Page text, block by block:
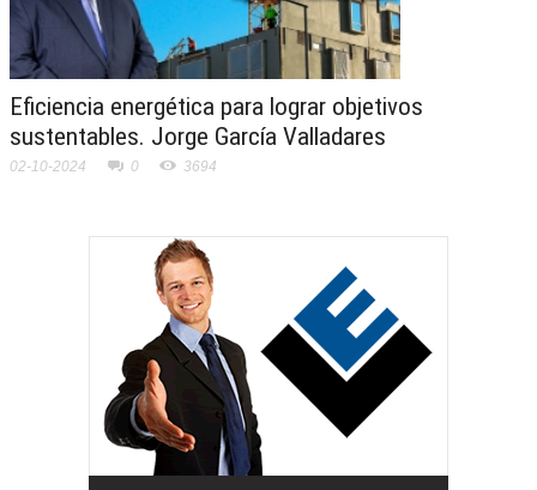
Eficiencia energética para lograr objetivos
sustentables. Jorge García Valladares
02-10-2024 0 3694